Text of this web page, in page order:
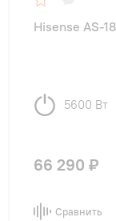
Hisense AS-
5600 Вт
66 290 ₽
Сравнить